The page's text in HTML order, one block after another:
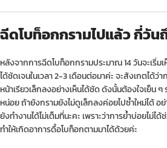
ฉีดโบท็อกกรามไปแล้ว กี่วัน
หลังจากการฉีดโบท็อกกรามประมาณ 14 วันจะเริ่ม
ได้ชัดเจนในเวลา 2-3 เดือนต่อมาค่ะ จะสังเกตได้ว่
หน้าเรียวเล็กลงอย่างเห็นได้ชัด ดังนั้นต้องใจเย็น
หน่อย ถ้ายังกรามยังไม่ดูเล็กลงค่อยไปซ้ำใหม่ได้ อ
ยังทำงานได้ไม่เต็มที่นะคะ เพราะว่าการย้ำบ่อยไม่ได้
ทำให้เกิดอาการดื้อโบท็อกตามมาได้ด้วยค่ะ